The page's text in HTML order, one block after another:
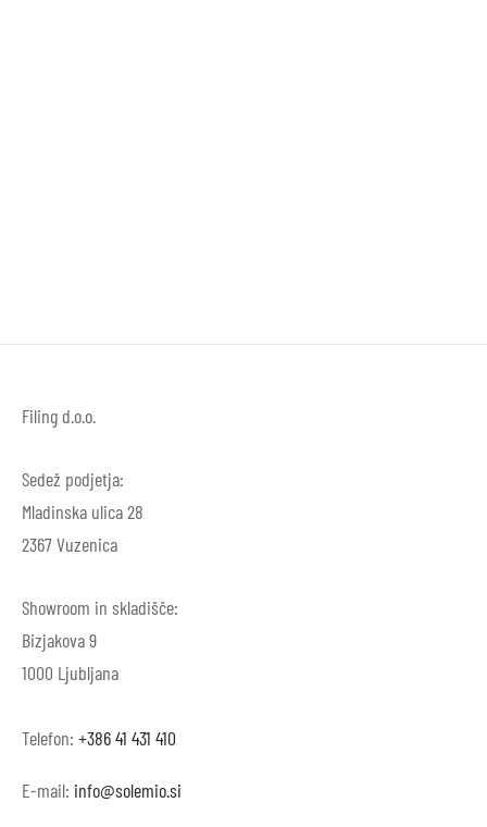
Filing d.o.o.
Sedež podjetja:
Mladinska ulica 28
2367 Vuzenica
Showroom in skladišče:
Bizjakova 9
1000 Ljubljana
Telefon: +386 41 431 410
E-mail: info@solemio.si